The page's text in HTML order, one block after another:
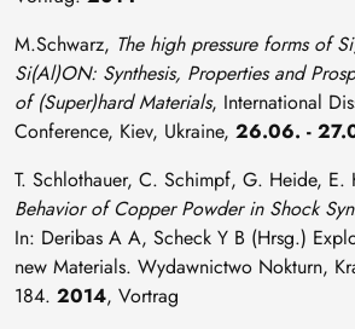
M.Schwarz, The high pressure forms of Si
Si(Al)ON: Synthesis, Properties and
of (Super)hard Materials, International
Conference, Kiev, Ukraine, 26.06. -
T. Schlothauer, C. Schimpf, G. Heide, E.
Behavior of Copper Powder in Shock
In: Deribas A A, Scheck Y B (Hrsg.)
new Materials. Wydawnictwo Nokturn,
184. 2014, Vortrag